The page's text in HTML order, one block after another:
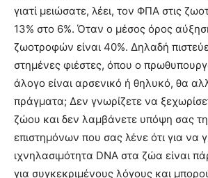
γιατί μειώσατε, λέει, τον ΦΠΑ στις
13% στο 6%. Όταν ο μέσος όρος
ζωοτροφών είναι 40%. Δηλαδή
στημένες φιέστες, όπου ο
άλογο είναι αρσενικό ή θηλυκό, θα
πράγματα; Δεν γνωρίζετε να
ζώου και δεν λαμβάνετε υπόψη σας
επιστημόνων που σας λένε ότι για να
ιχνηλασιμότητα DNA στα ζώα είναι
για συγκεκριμένους λόγους και